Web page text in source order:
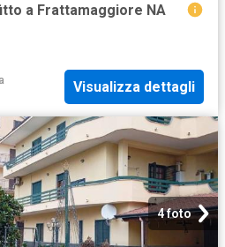
a Frattamaggiore NA
Visualizza dettagli
4 foto